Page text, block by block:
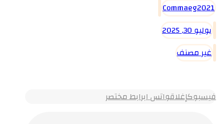
Commaeg2021
يوليو 30, 2025
غير مصنف
فيسبوكإغلاقواتس ابرابط مختصر